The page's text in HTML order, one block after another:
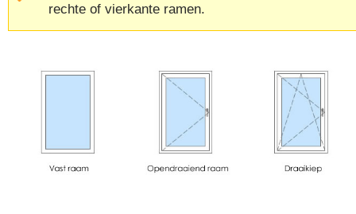
rechte of vierkante ramen.